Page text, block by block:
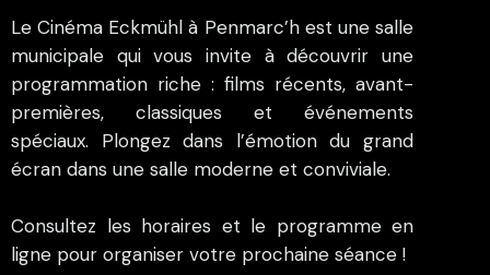
Le Cinéma Eckmühl à Penmarc’h est une salle
municipale qui vous invite à découvrir une
programmation riche : films récents, avant-
premières, classiques et événements
spéciaux. Plongez dans l’émotion du grand
écran dans une salle moderne et conviviale.
Consultez les horaires et le programme en
ligne pour organiser votre prochaine séance !